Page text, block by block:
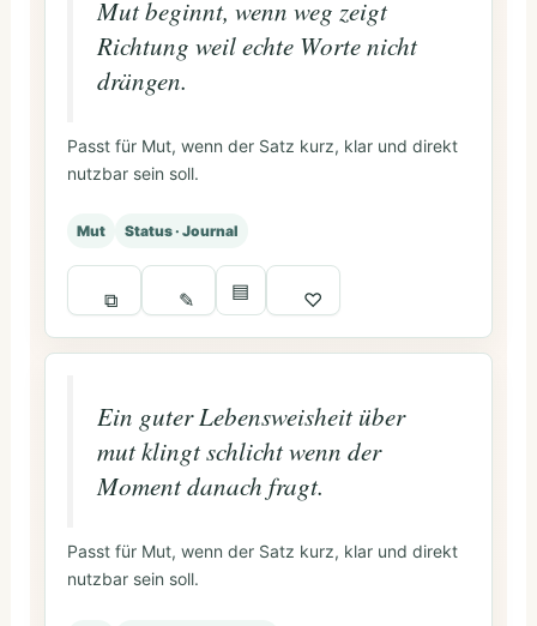
Mut beginnt, wenn weg zeigt
Richtung weil echte Worte nicht
drängen.
Passt für Mut, wenn der Satz kurz, klar und direkt
nutzbar sein soll.
Mut Status · Journal
⧉ ✎ ▤ ♡
Ein guter Lebensweisheit über
mut klingt schlicht wenn der
Moment danach fragt.
Passt für Mut, wenn der Satz kurz, klar und direkt
nutzbar sein soll.